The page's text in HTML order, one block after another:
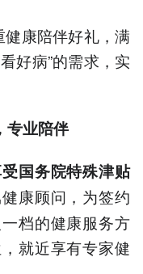
健康陪伴好礼，满
好病”的需求，实
专业陪伴
国务院特殊津贴
康顾问，为签约
档的健康服务方
就近享有专家健